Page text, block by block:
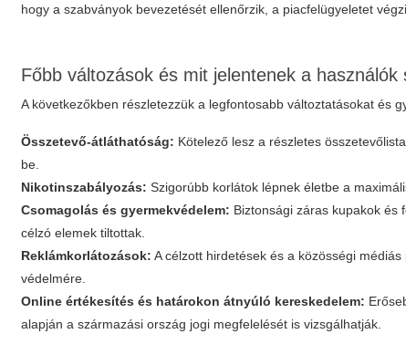
hogy a szabványok bevezetését ellenőrzik, a piacfelügyeletet
Főbb változások és mit jelentenek a használók
A következőkben részletezzük a legfontosabb változtatásokat és
Összetevő-átláthatóság: Kötelező lesz a részletes
be.
Nikotinszabályozás: Szigorúbb korlátok lépnek életbe a
Csomagolás és gyermekvédelem: Biztonsági záras kupakok és
célzó elemek tiltottak.
Reklámkorlátozások: A célzott hirdetések és a közösségi
védelmére.
Online értékesítés és határokon átnyúló kereskedelem:
alapján a származási ország jogi megfelelését is vizsgálhatják.